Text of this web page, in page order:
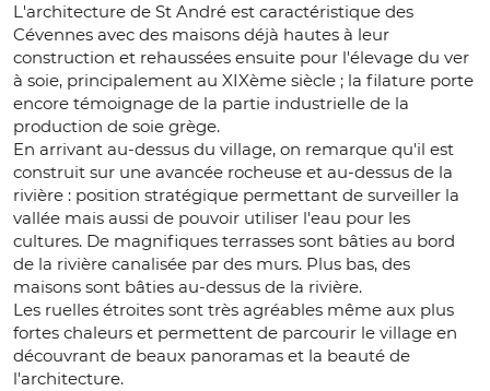
L'architecture de St André est caractéristique des
Cévennes avec des maisons déjà hautes à leur
construction et rehaussées ensuite pour l'élevage du ver
à soie, principalement au XIXème siècle ; la filature porte
encore témoignage de la partie industrielle de la
production de soie grège.
En arrivant au-dessus du village, on remarque qu'il est
construit sur une avancée rocheuse et au-dessus de la
rivière : position stratégique permettant de surveiller la
vallée mais aussi de pouvoir utiliser l'eau pour les
cultures. De magnifiques terrasses sont bâties au bord
de la rivière canalisée par des murs. Plus bas, des
maisons sont bâties au-dessus de la rivière.
Les ruelles étroites sont très agréables même aux plus
fortes chaleurs et permettent de parcourir le village en
découvrant de beaux panoramas et la beauté de
l'architecture.